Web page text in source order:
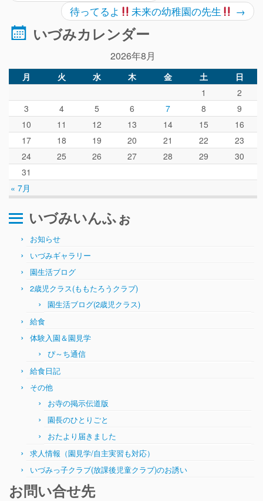
待ってるよ
未来の幼稚園の先生 →
いづみカレンダー
2026年8月
月 火 水 木 金 土 日
« 7月
1
2
3
4 5 6 7 8
9
10
11 12 13 14 15
16
17
18 19 20 21 22
23
24
25 26 27 28 29
30
31
いづみいんふぉ
お知らせ
いづみギャラリー
園生活ブログ
2歳児クラス(ももたろうクラブ)
園生活ブログ(2歳児クラス)
給食
体験入園＆園見学
ぴ～ち通信
給食日記
その他
お寺の掲示伝道版
園長のひとりごと
おたより届きました
求人情報（園見学/自主実習も対応）
いづみっ子クラブ(放課後児童クラブ)のお誘い
お問い合せ先